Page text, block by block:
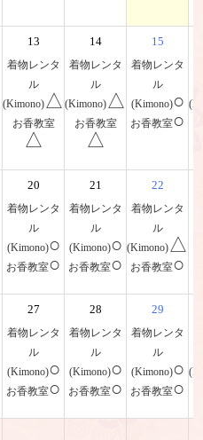
13
着物レンタ
ル
(Kimono) △
お香教室
△
14
着物レンタ
ル
(Kimono) △
お香教室
△
15
着物レンタ
ル
(Kimono)○
お香教室○
20
着物レンタ
ル
(Kimono)○
お香教室○
21
着物レンタ
ル
(Kimono)○
お香教室○
22
着物レンタ
ル
(Kimono) △
お香教室○
27
着物レンタ
ル
(Kimono)○
お香教室○
28
着物レンタ
ル
(Kimono)○
お香教室○
29
着物レンタ
ル
(Kimono)○
お香教室○